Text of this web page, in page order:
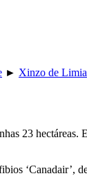
► Xinzo de Limia
23 hectáreas.
‘Canadair’,